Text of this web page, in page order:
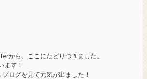
から、ここにたどりつきました。
ます！
ログを見て元気が出ました！